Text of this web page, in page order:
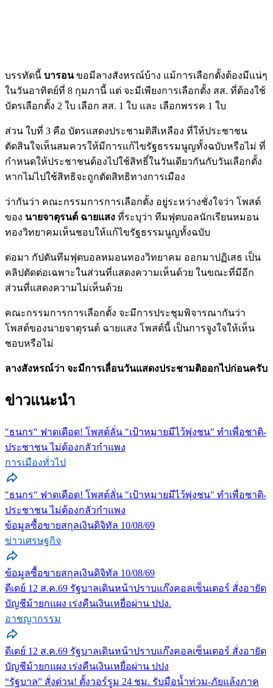
บรรทัดนี้ บารอนขอมีลางสังหรณ์บ้าง แม้การเลือกตั้งต้องมีแน่ๆ
ในวันอาทิตย์ที่ 8 กุมภานี้ แต่ จะมีเพียงการเลือกตั้ง สส. ที่ต้องใช้
บัตรเลือกตั้ง 2 ใบ เลือก สส. 1 ใบ และ เลือกพรรค 1 ใบ
ส่วน ใบที่ 3 คือ บัตรแสดงประชามติสีเหลือง ที่ให้ประชาชน
ตัดสินใจเห็นสมควรให้มีการแก้ไขรัฐธรรมนูญทั้งฉบับหรือไม่ ที่
กำหนดให้ประชาชนต้องไปใช้สิทธิ์ในวันเดียวกันกับวันเลือกตั้ง
หากไม่ไปใช้สิทธิจะถูกตัดสิทธิทางการเมือง
ว่ากันว่า คณะกรรมการการเลือกตั้ง อยู่ระหว่างชั่งใจว่า โพสต์
ของ นายจาตุรนต์ ฉายแสง ที่ระบุว่า ทีมฟุตบอลนักเรียนหมอน
ทองวิทยาคมเห็นชอบให้แก้ไขรัฐธรรมนูญทั้งฉบับ
ต่อมา กัปตันทีมฟุตบอลหมอนทองวิทยาคม ออกมาปฏิเสธ เป็น
คลิปตัดต่อเฉพาะในส่วนที่แสดงความเห็นด้วย ในขณะที่มีอีก
ส่วนที่แสดงความไม่เห็นด้วย
คณะกรรมการการเลือกตั้ง จะมีการประชุมพิจารณากันว่า
โพสต์ของนายจาตุรนต์ ฉายแสง โพสต์นี้ เป็นการจูงใจให้เห็น
ชอบหรือไม่
ลางสังหรณ์ว่า จะมีการเลื่อนวันแสดงประชามติออกไปก่อนครับ
ข่าวแนะนำ
"ธนกร" ฟาดเดือด! โพสต์ลั่น "เป้าหมายมีไว้พุ่งชน" ทำเพื่อชาติ-
ประชาชน ไม่ต้องกลัวกำแพง
การเมืองทั่วไป
"ธนกร" ฟาดเดือด! โพสต์ลั่น "เป้าหมายมีไว้พุ่งชน" ทำเพื่อชาติ-
ประชาชน ไม่ต้องกลัวกำแพง
ข้อมูลซื้อขายสกุลเงินดิจิทัล 10/08/69
ข่าวเศรษฐกิจ
ข้อมูลซื้อขายสกุลเงินดิจิทัล 10/08/69
ดีเดย์ 12 ส.ค.69 รัฐบาลเดินหน้าปราบแก๊งคอลเซ็นเตอร์ สั่งอายัด
บัญชีม้ายกแผง เร่งคืนเงินเหยื่อผ่าน ปปง.
อาชญากรรม
ดีเดย์ 12 ส.ค.69 รัฐบาลเดินหน้าปราบแก๊งคอลเซ็นเตอร์ สั่งอายัด
บัญชีม้ายกแผง เร่งคืนเงินเหยื่อผ่าน ปปง
“รัฐบาล” สั่งด่วน! ตั้งวอร์รูม 24 ชม. รับมือน้ำท่วม-ภัยแล้งภาค